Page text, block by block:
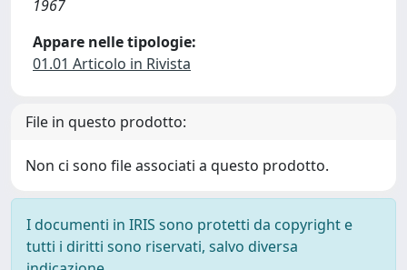
1967
Appare nelle tipologie:
01.01 Articolo in Rivista
File in questo prodotto:
Non ci sono file associati a questo prodotto.
I documenti in IRIS sono protetti da copyright e
tutti i diritti sono riservati, salvo diversa